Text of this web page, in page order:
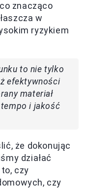
znacząco
w
ryzykiem
to nie tylko
efektywności
materiał
i jakość
że dokonując
działać
czy
czy